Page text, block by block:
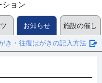
ョン
お知らせ 施設の催し
き・往復はがきの記入方法